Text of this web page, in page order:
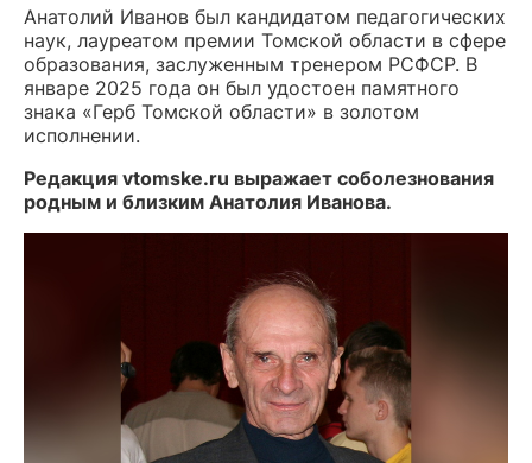
Анатолий Иванов был кандидатом педагогических
наук, лауреатом премии Томской области в сфере
образования, заслуженным тренером РСФСР. В
январе 2025 года он был удостоен памятного
знака «Герб Томской области» в золотом
исполнении.
Редакция vtomske.ru выражает соболезнования
родным и близким Анатолия Иванова.